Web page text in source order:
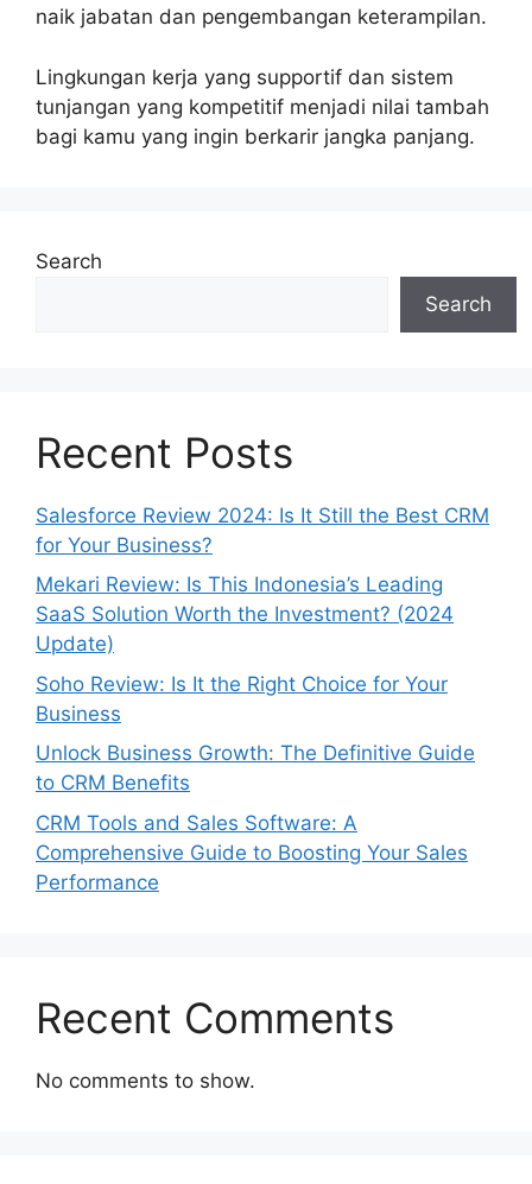
naik jabatan dan pengembangan keterampilan.
Lingkungan kerja yang supportif dan sistem
tunjangan yang kompetitif menjadi nilai tambah
bagi kamu yang ingin berkarir jangka panjang.
Search
Search
Recent Posts
Salesforce Review 2024: Is It Still the Best CRM
for Your Business?
Mekari Review: Is This Indonesia’s Leading
SaaS Solution Worth the Investment? (2024
Update)
Soho Review: Is It the Right Choice for Your
Business
Unlock Business Growth: The Definitive Guide
to CRM Benefits
CRM Tools and Sales Software: A
Comprehensive Guide to Boosting Your Sales
Performance
Recent Comments
No comments to show.